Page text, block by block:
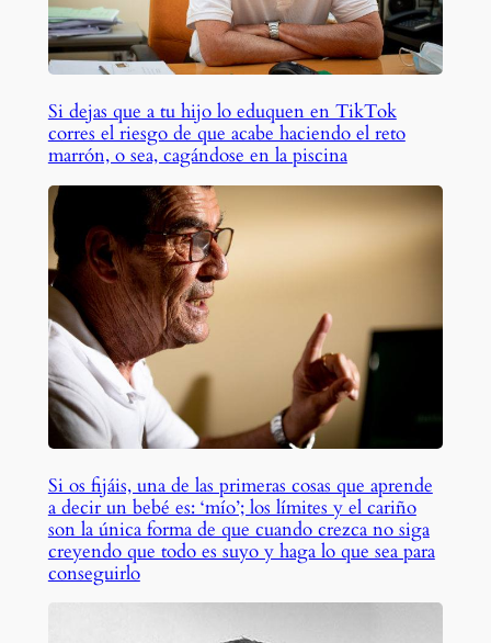
Si dejas que a tu hijo lo eduquen en TikTok
corres el riesgo de que acabe haciendo el reto
marrón, o sea, cagándose en la piscina
Si os fijáis, una de las primeras cosas que aprende
a decir un bebé es: ‘mío’; los límites y el cariño
son la única forma de que cuando crezca no siga
creyendo que todo es suyo y haga lo que sea para
conseguirlo